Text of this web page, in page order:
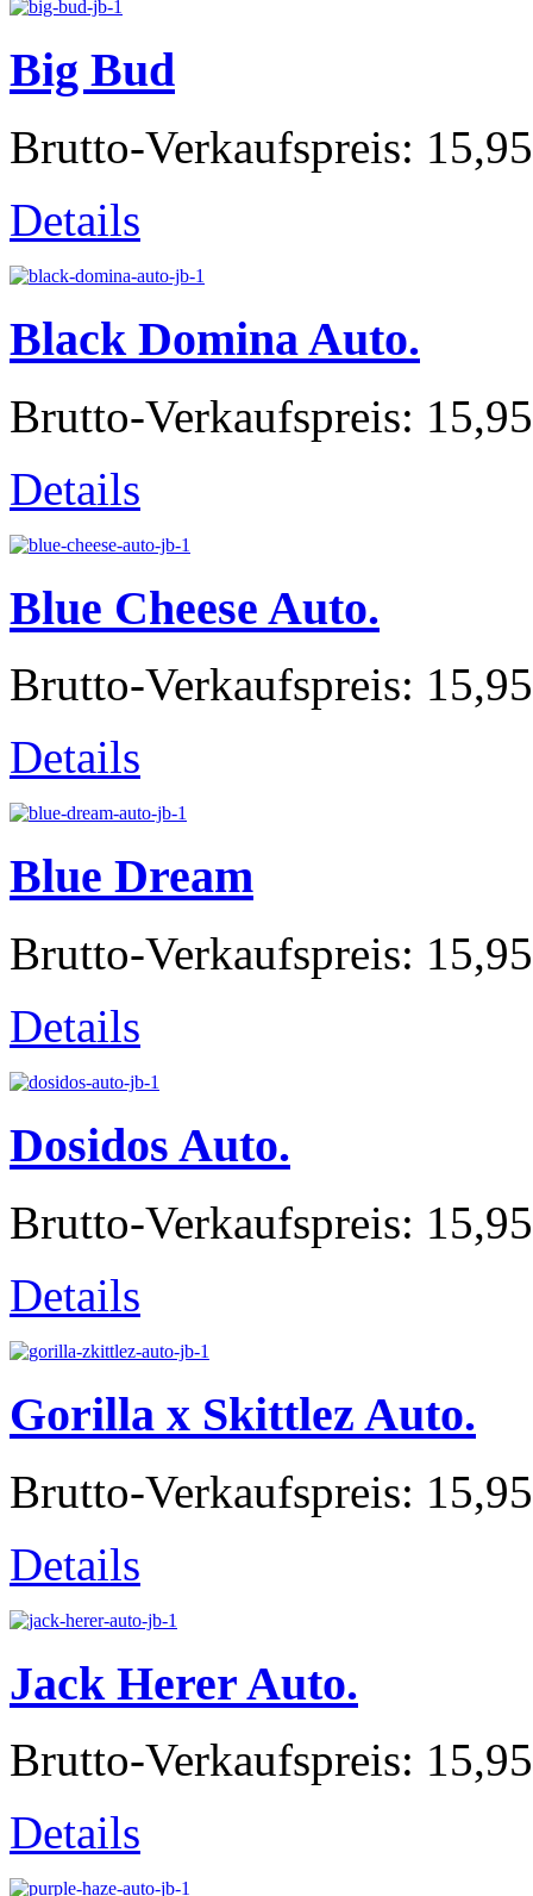
Big Bud
Brutto-Verkaufspreis:
Details
Black Domina Auto.
Brutto-Verkaufspreis:
Details
Blue Cheese Auto.
Brutto-Verkaufspreis:
Details
Blue Dream
Brutto-Verkaufspreis:
Details
Dosidos Auto.
Brutto-Verkaufspreis:
Details
Gorilla x Skittlez Auto.
Brutto-Verkaufspreis:
Details
Jack Herer Auto.
Brutto-Verkaufspreis:
Details